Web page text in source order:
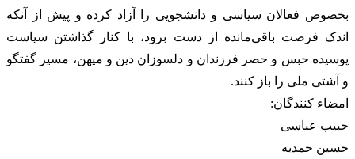
بخصوص فعالان سیاسی و دانشجویی را آزاد کرده و پیش از آنکه
اندک فرصت باقی‌مانده از دست برود، با کنار گذاشتن سیاست
پوسیده حبس و حصر فرزندان و دلسوزان دین و میهن، مسیر گفتگو
و آشتی ملی را باز کنند.
امضاء کنندگان:
حبیب عباسی
حسین حمدیه